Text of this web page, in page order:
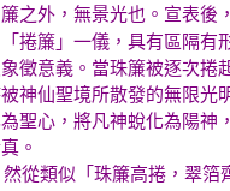
之外，無景光也。宣表後
捲簾」一儀，具有區隔有
徵意義。當珠簾被逐次捲
神仙聖境所散發的無限光
聖心，將凡神蛻化為陽神
。
類似「珠簾高捲，翠箔